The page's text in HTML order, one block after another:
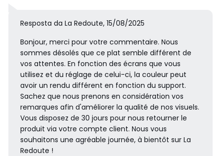
Resposta da La Redoute, 15/08/2025
Bonjour, merci pour votre commentaire. Nous
sommes désolés que ce plat semble différent de
vos attentes. En fonction des écrans que vous
utilisez et du réglage de celui-ci, la couleur peut
avoir un rendu différent en fonction du support.
Sachez que nous prenons en considération vos
remarques afin d'améliorer la qualité de nos visuels.
Vous disposez de 30 jours pour nous retourner le
produit via votre compte client. Nous vous
souhaitons une agréable journée, à bientôt sur La
Redoute !